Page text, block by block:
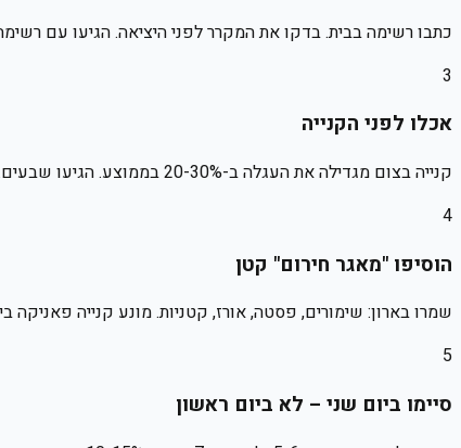
כתבו רשימה בבית. בדקו את המקרר לפני היציאה. הגיעו עם
3
אכלו לפני הקנייה
קנייה בצום מגדילה את העגלה ב-20-30% בממוצע. הגיעו שבעים.
4
הוסיפו "מאגר חירום" קטן
שמרו בארון: שימורים, פסטה, אורז, קטניות. מונע קנייה
5
סיימו ביום שני – לא ביום ראשון